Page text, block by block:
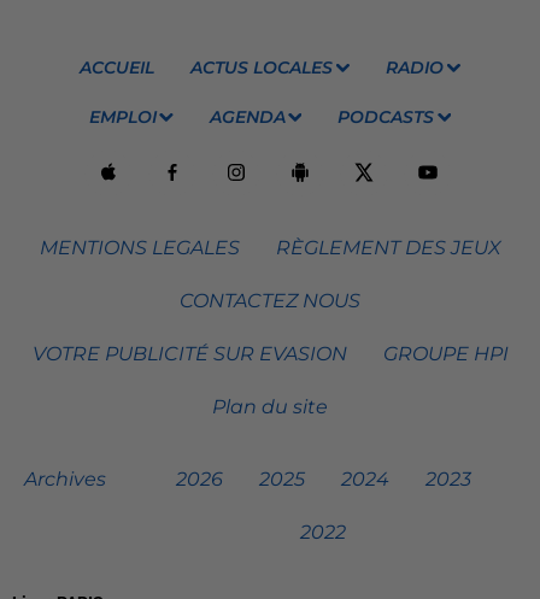
ACCUEIL ACTUS LOCALES RADIO
EMPLOI AGENDA PODCASTS
MENTIONS LEGALES RÈGLEMENT DES JEUX
CONTACTEZ NOUS
VOTRE PUBLICITÉ SUR EVASION GROUPE HPI
Plan du site
Archives 2026 2025 2024 2023
2022